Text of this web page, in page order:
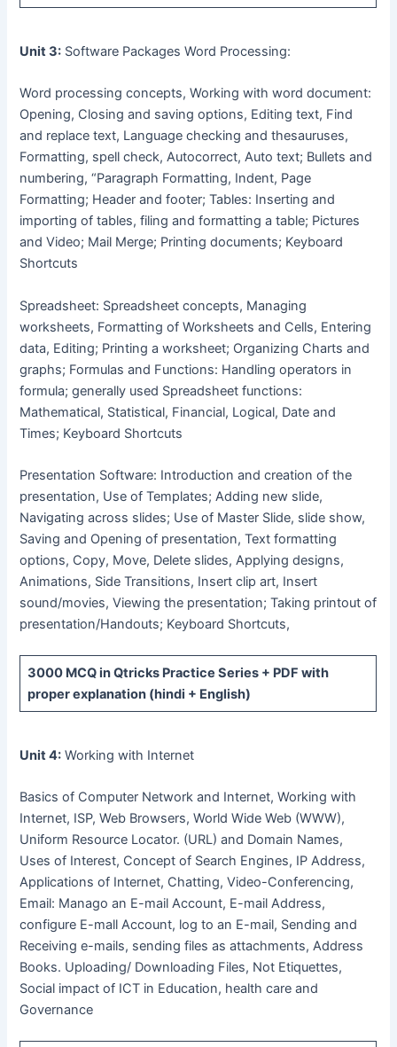
Unit 3: Software Packages Word Processing:
Word processing concepts, Working with word document:
Opening, Closing and saving options, Editing text, Find
and replace text, Language checking and thesauruses,
Formatting, spell check, Autocorrect, Auto text; Bullets and
numbering, “Paragraph Formatting, Indent, Page
Formatting; Header and footer; Tables: Inserting and
importing of tables, filing and formatting a table; Pictures
and Video; Mail Merge; Printing documents; Keyboard
Shortcuts
Spreadsheet: Spreadsheet concepts, Managing
worksheets, Formatting of Worksheets and Cells, Entering
data, Editing; Printing a worksheet; Organizing Charts and
graphs; Formulas and Functions: Handling operators in
formula; generally used Spreadsheet functions:
Mathematical, Statistical, Financial, Logical, Date and
Times; Keyboard Shortcuts
Presentation Software: Introduction and creation of the
presentation, Use of Templates; Adding new slide,
Navigating across slides; Use of Master Slide, slide show,
Saving and Opening of presentation, Text formatting
options, Copy, Move, Delete slides, Applying designs,
Animations, Side Transitions, Insert clip art, Insert
sound/movies, Viewing the presentation; Taking printout of
presentation/Handouts; Keyboard Shortcuts,
3000 MCQin Qtricks Practice Series + PDF with
proper explanation (hindi + English)
Unit 4: Working with Internet
Basics of Computer Network and Internet, Working with
Internet, ISP, Web Browsers, World Wide Web (WWW),
Uniform Resource Locator. (URL) and Domain Names,
Uses of Interest, Concept of Search Engines, IP Address,
Applications of Internet, Chatting, Video-Conferencing,
Email: Manago an E-mail Account, E-mail Address,
configure E-mall Account, log to an E-mail, Sending and
Receiving e-mails, sending files as attachments, Address
Books. Uploading/ Downloading Files, Not Etiquettes,
Social impact of ICT in Education, health care and
Governance